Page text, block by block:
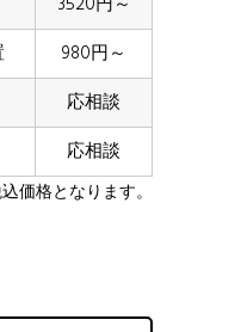
980円～
応相談
応相談
価格となります。